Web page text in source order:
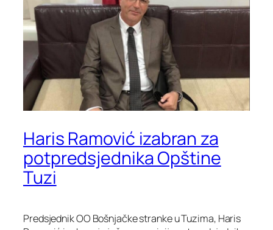
Haris Ramović izabran za
potpredsjednika Opštine
Tuzi
Predsjednik OO Bošnjačke stranke u Tuzima, Haris